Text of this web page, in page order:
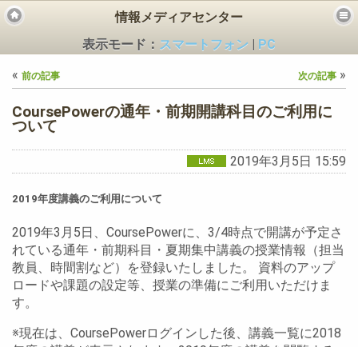
情報メディアセンター
表示モード： スマートフォン
PC
« 前の記事 次の記事 »
CoursePowerの通年・前期開講科目のご利用に
ついて
2019年3月5日 15:59
2019年度講義のご利用について
2019年3月5日、CoursePowerに、3/4時点で開講が予定さ
れている通年・前期科目・夏期集中講義の授業情報（担当
教員、時間割など）を登録いたしました。 資料のアップ
ロードや課題の設定等、授業の準備にご利用いただけま
す。
※現在は、CoursePowerログインした後、講義一覧に2018